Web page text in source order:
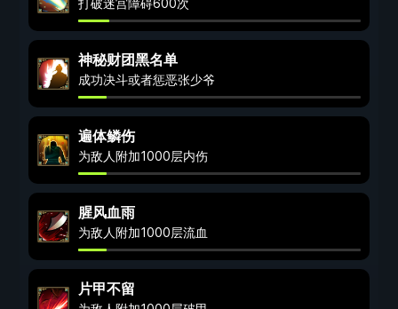
打破迷宫障碍600次
神秘财团黑名单
成功决斗或者惩恶张少爷
遍体鳞伤
为敌人附加1000层内伤
腥风血雨
为敌人附加1000层流血
片甲不留